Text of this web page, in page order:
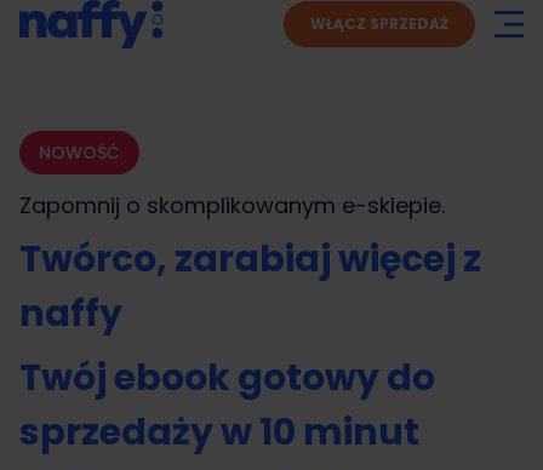
WŁĄCZ SPRZEDAŻ
NOWOŚĆ
Zapomnij o skomplikowanym e-sklepie.
Twórco, zarabiaj więcej z
naffy
Twój ebook gotowy do
sprzedaży w 10 minut